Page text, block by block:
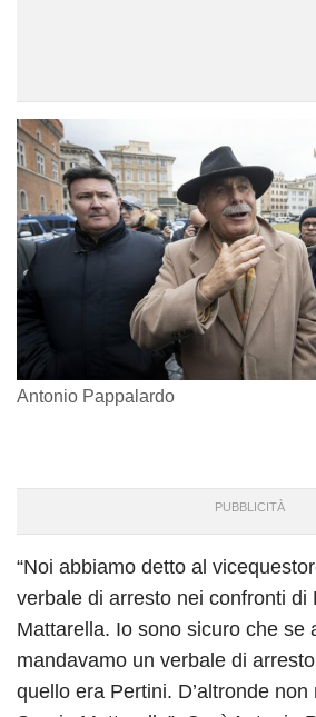
Antonio Pappalardo
“Noi abbiamo detto al
verbale di arresto nei confronti di
Mattarella. Io sono sicuro che se
mandavamo un verbale di
quello era Pertini. D’altronde